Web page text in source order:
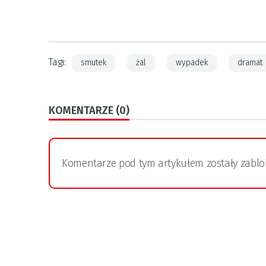
Tagi: smutek żal wypadek dramat
KOMENTARZE (0)
Komentarze pod tym artykułem zostały